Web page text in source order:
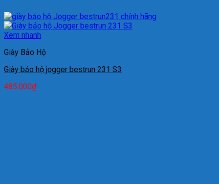
Xem nhanh
Giày Bảo Hộ
Giày bảo hộ jogger bestrun 231 S3
485.000₫